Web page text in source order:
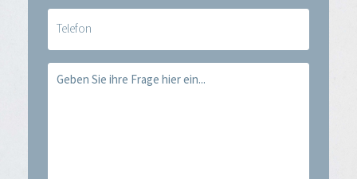
Telefoon
Vraag
(erforderlich)